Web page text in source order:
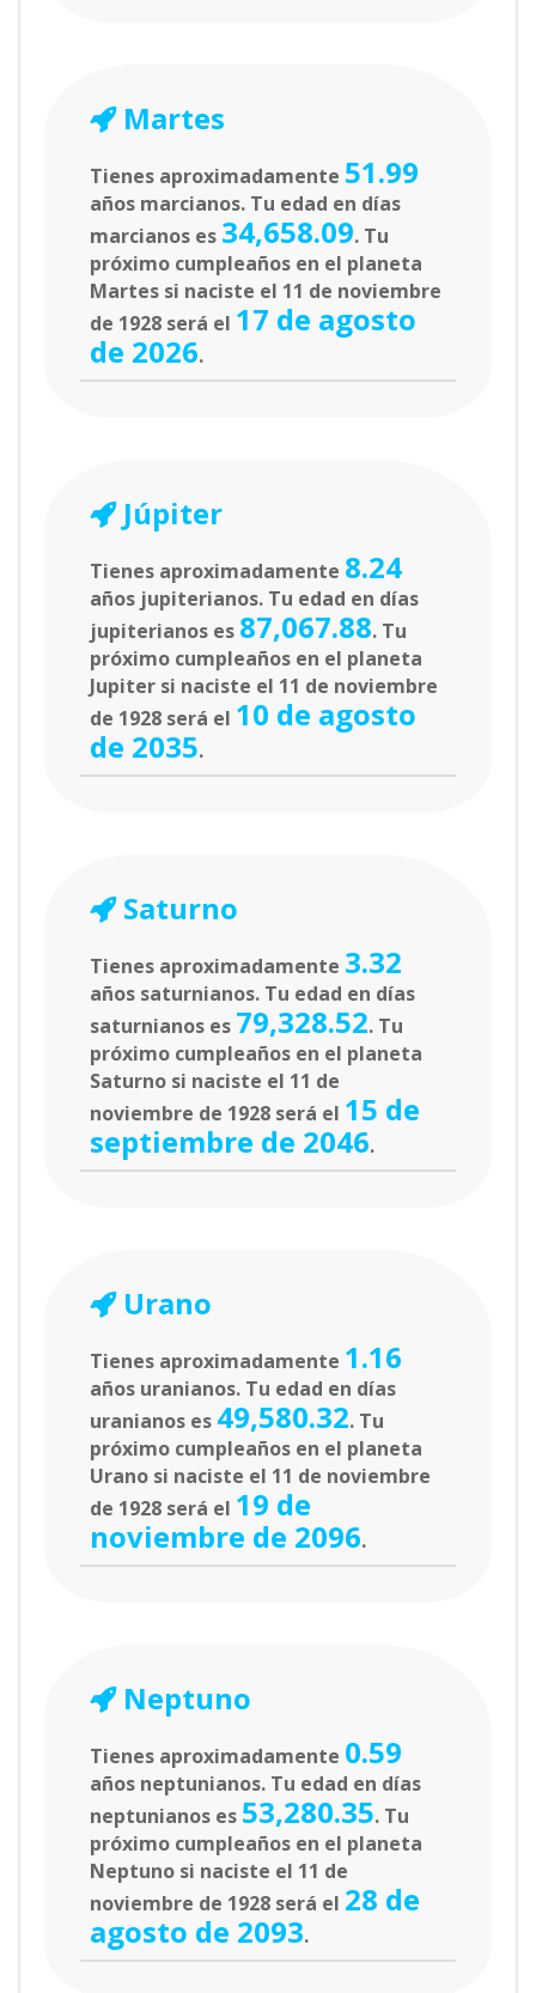
Martes
Tienes aproximadamente 51.99
años marcianos. Tu edad en días
marcianos es 34,658.09. Tu
próximo cumpleaños en el planeta
Martes si naciste el 11 de noviembre
de 1928 será el 17 de agosto
de 2026.
Júpiter
Tienes aproximadamente 8.24
años jupiterianos. Tu edad en días
jupiterianos es 87,067.88. Tu
próximo cumpleaños en el planeta
Jupiter si naciste el 11 de noviembre
de 1928 será el 10 de agosto
de 2035.
Saturno
Tienes aproximadamente 3.32
años saturnianos. Tu edad en días
saturnianos es 79,328.52. Tu
próximo cumpleaños en el planeta
Saturno si naciste el 11 de
noviembre de 1928 será el 15 de
septiembre de 2046.
Urano
Tienes aproximadamente 1.16
años uranianos. Tu edad en días
uranianos es 49,580.32. Tu
próximo cumpleaños en el planeta
Urano si naciste el 11 de noviembre
de 1928 será el 19 de
noviembre de 2096.
Neptuno
Tienes aproximadamente 0.59
años neptunianos. Tu edad en días
neptunianos es 53,280.35. Tu
próximo cumpleaños en el planeta
Neptuno si naciste el 11 de
noviembre de 1928 será el 28 de
agosto de 2093.